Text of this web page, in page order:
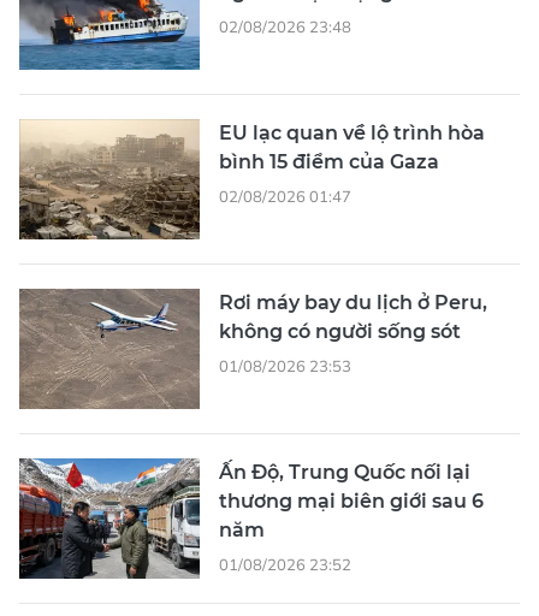
02/08/2026 23:48
EU lạc quan về lộ trình hòa
bình 15 điểm của Gaza
02/08/2026 01:47
Rơi máy bay du lịch ở Peru,
không có người sống sót
01/08/2026 23:53
Ấn Độ, Trung Quốc nối lại
thương mại biên giới sau 6
năm
01/08/2026 23:52